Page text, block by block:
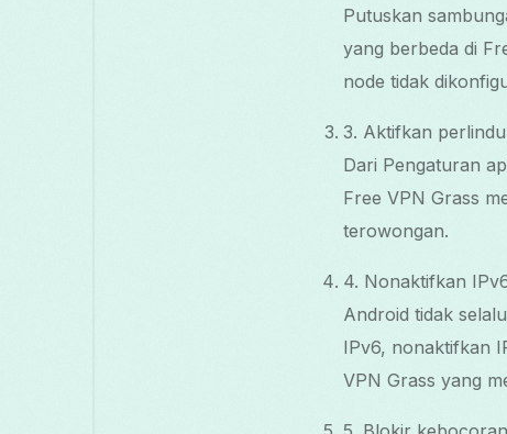
Putuskan
yang berbeda di
node tidak
3. Aktifkan
Dari Pengaturan
Free VPN Grass
terowongan.
4. Nonaktifkan
Android tidak
IPv6, nonaktifkan
VPN Grass yang